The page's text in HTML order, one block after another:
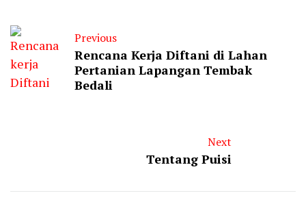
Previous
Rencana Kerja Diftani di Lahan
Pertanian Lapangan Tembak
Bedali
Next
Tentang Puisi